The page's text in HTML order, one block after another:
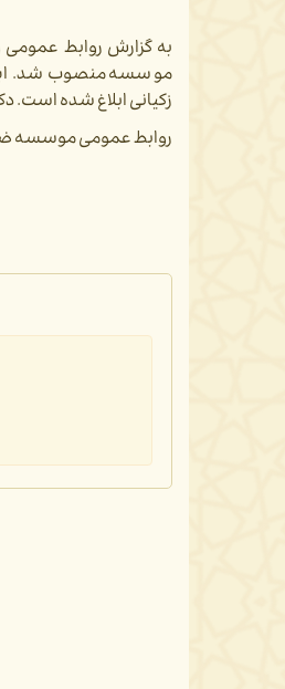
به گزارش روابط
موسسه منصوب شد. این
زکیانی ابلاغ شده
روابط عمومی موسسه